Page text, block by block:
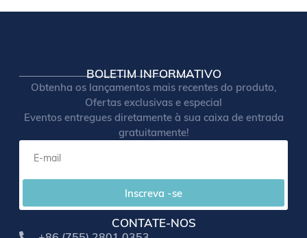
BOLETIM INFORMATIVO
Obtenha os lançamentos mais recentes do produto,
Ofertas exclusivas e especial
Eventos entregues diretamente à sua caixa de entrada
gratuitamente!
Inscreva -se
CONTATE-NOS